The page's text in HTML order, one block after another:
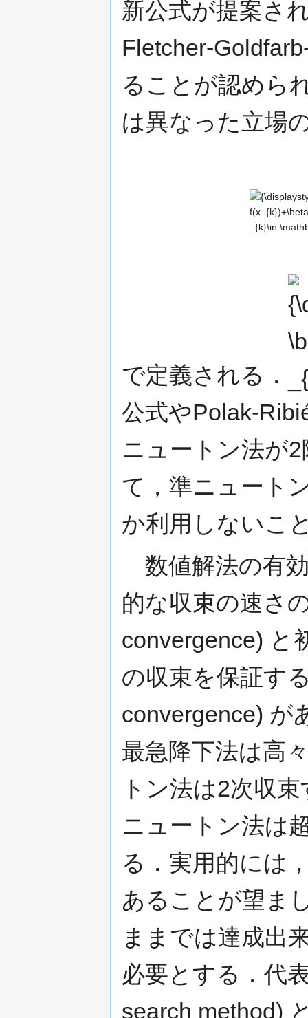
新公式が提案さ
Fletcher-
ることが認めら
は異なった立場
{\displaystyle
d_{k}:=-
\nabla
1}\qquad
(\beta _{k}\in
\mathbf {R} }
で定義される．
公式やPolak-
ニュートン法が
て，準ニュート
か利用しないこ
数値解法の有
的な収束の速さ
convergence) と
の収束を保証す
convergence) が
最急降下法は高
トン法は2次収
ニュートン法は
る．実用的には
あることが望ま
ままでは達成出
必要とする．代
search method)